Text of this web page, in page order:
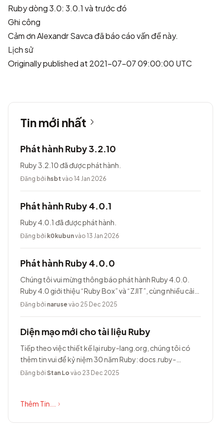
Ruby dòng 3.0: 3.0.1 và trước đó
Ghi công
Cảm ơnAlexandr Savca đã báo cáo vấn đề này.
Lịch sử
Originally published at 2021-07-07 09:00:00 UTC
Tin mới nhất
Phát hành Ruby 3.2.10
Ruby 3.2.10 đã được phát hành.
Đăng bởi hsbt vào 14 Jan 2026
Phát hành Ruby 4.0.1
Ruby 4.0.1 đã được phát hành.
Đăng bởi k0kubunvào 13 Jan 2026
Phát hành Ruby 4.0.0
Chúng tôi vui mừng thông báo phát hành Ruby 4.0.0.
Ruby 4.0 giới thiệu “Ruby Box” và “ZJIT”, cùng nhiều cải
tiến khác.
Đăng bởi naruse vào 25 Dec 2025
Diện mạo mới cho tài liệu Ruby
Tiếp theo việc thiết kế lại ruby-lang.org, chúng tôi có
thêm tin vui để kỷ niệm 30 năm Ruby: docs.ruby-
lang.org có diện mạo hoàn toàn...
Đăng bởi Stan Lo vào 23 Dec 2025
Thêm Tin...